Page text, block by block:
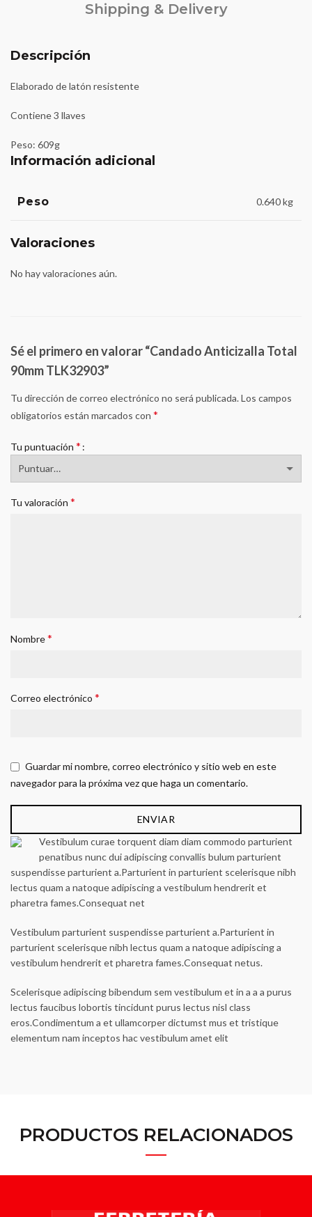
Shipping & Delivery
Descripción
Elaborado de latón resistente
Contiene 3 llaves
Peso: 609g
Información adicional
Peso 0.640 kg
Valoraciones
No hay valoraciones aún.
Sé el primero en valorar “Candado Anticizalla Total
90mm TLK32903”
Tu dirección de correo electrónico no será publicada.Los campos
obligatorios están marcados con *
Tu puntuación *
Tu valoración *
Nombre*
Correo electrónico *
Guardar mi nombre, correo electrónico y sitio web en este
navegador para la próxima vez que haga un comentario.
Vestibulum curae torquent diam diam commodo parturient
penatibus nunc dui adipiscing convallis bulum parturient
suspendisse parturient a.Parturient in parturient scelerisque nibh
lectus quam a natoque adipiscing a vestibulum hendrerit et
pharetra fames.Consequat net
Vestibulum parturient suspendisse parturient a.Parturient in
parturient scelerisque nibh lectus quam a natoque adipiscing a
vestibulum hendrerit et pharetra fames.Consequat netus.
Scelerisque adipiscing bibendum sem vestibulum et in a a a purus
lectus faucibus lobortis tincidunt purus lectus nisl class
eros.Condimentum a et ullamcorper dictumst mus et tristique
elementum nam inceptos hac vestibulum amet elit
PRODUCTOS RELACIONADOS